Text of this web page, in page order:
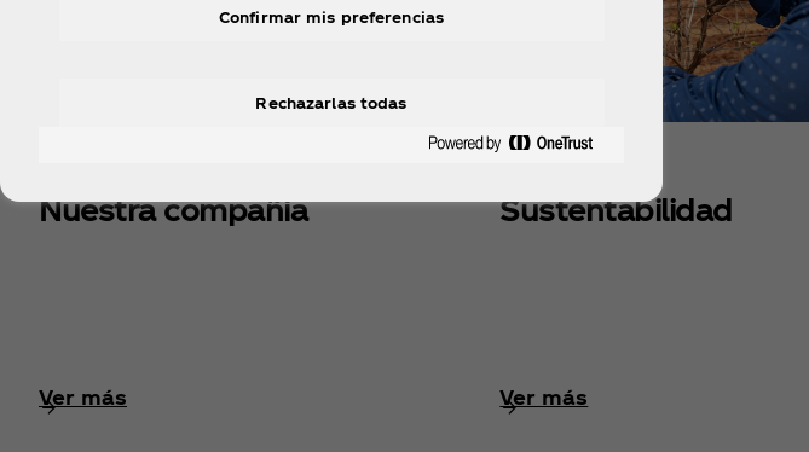
Nuestra compañía
Ver más
Sustentabilidad
Ver más
Rechazarlas todas
Confirmar mis preferencias